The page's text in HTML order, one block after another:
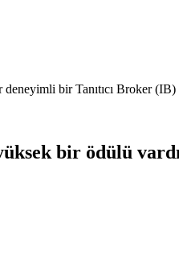
deneyimli bir Tanıtıcı Broker
bir ödülü